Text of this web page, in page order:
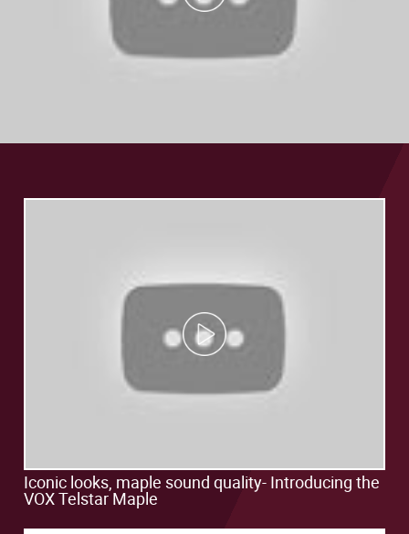
Play
Iconic looks, maple sound quality- Introducing the
VOX Telstar Maple